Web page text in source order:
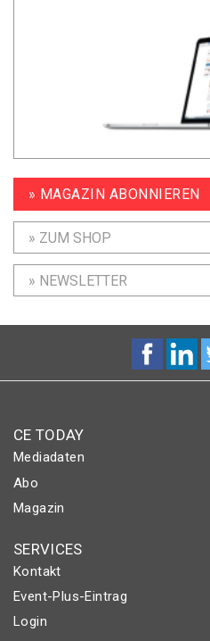
» MAGAZIN ABONNIEREN
» ZUM SHOP
» NEWSLETTER
CE TODAY
Mediadaten
Abo
Magazin
SERVICES
Kontakt
Event-Plus-Eintrag
Login